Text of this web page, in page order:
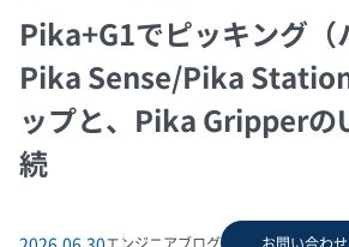
Pika+G1でピッキング（
Pika Sense/Pika
ップと、Pika Gripper
続
エンジニアブログ お問い合わせ